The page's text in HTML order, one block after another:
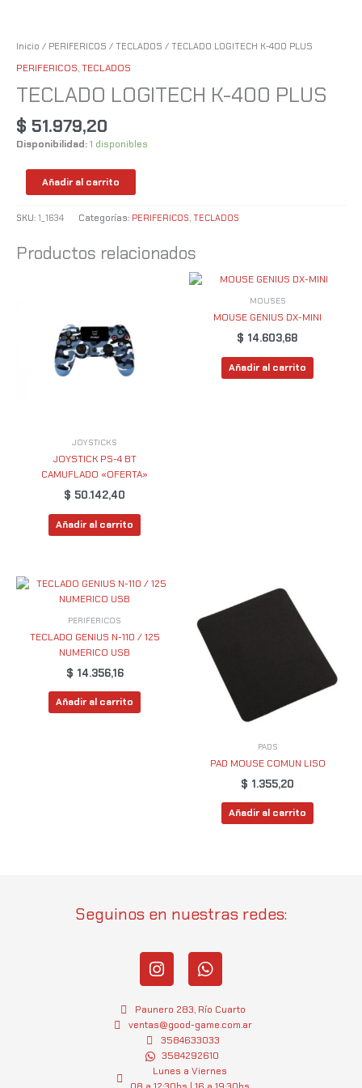
Inicio / PERIFERICOS / TECLADOS / TECLADO LOGITECH K-400 PLUS
PERIFERICOS,TECLADOS
TECLADO LOGITECH K-400 PLUS
$ 51.979,20
Disponibilidad:1 disponibles
Añadir al carrito
SKU: 1_1634 Categorías: PERIFERICOS ,TECLADOS
Productos relacionados
JOYSTICKS
JOYSTICK PS-4 BT
CAMUFLADO «OFERTA»
$ 50.142,40
Añadir al carrito
MOUSES
MOUSE GENIUS DX-MINI
$ 14.603,68
Añadir al carrito
PERIFERICOS
TECLADO GENIUS N-110 / 125
NUMERICO USB
$ 14.356,16
Añadir al carrito
PADS
PAD MOUSE COMUN LISO
$ 1.355,20
Añadir al carrito
Seguinos en nuestras redes:
I
n
t
a
g
r
a
W
h
t
s
a
p
p
Paunero 283, Río Cuarto
ventas@good-game.com.ar
3584633033
3584292610
Lunes a Viernes